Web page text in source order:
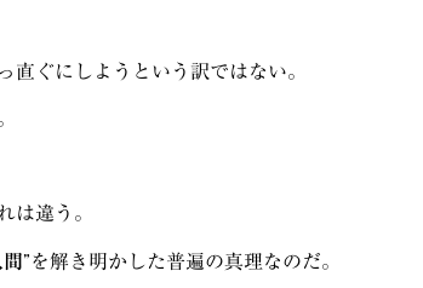
直ぐにしようという訳ではない。
は違う。
間”を解き明かした普遍の真理なのだ。